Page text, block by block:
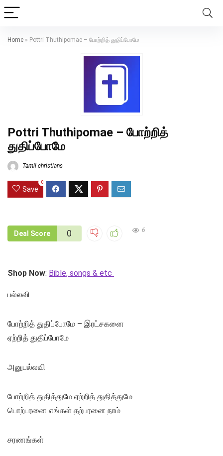
Home » Pottri Thuthipomae – போற்றித் துதிப்போமே
Pottri Thuthipomae – போற்றித்
துதிப்போமே
Tamil christians
Save
0
Deal Score 0 6
Shop Now: Bible, songs & etc
பல்லவி
போற்றித் துதிப்போமே – இரட்சகனை
ஏற்றித் துதிப்போமே
அனுபல்லவி
போற்றித் துதித்துமே ஏற்றித் துதித்துமே
பொற்பரனை எங்கள் தற்பரனை நாம்
சரணங்கள்